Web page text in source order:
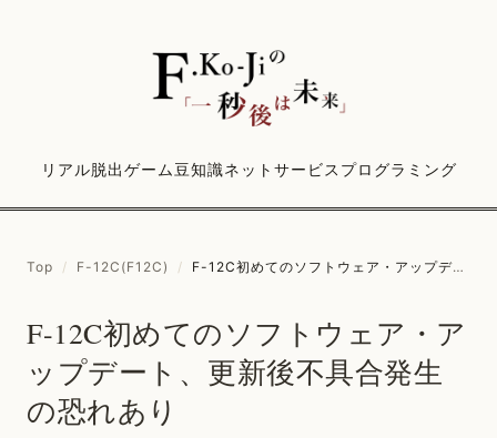
リアル脱出ゲーム豆知識ネットサービス プログラミング
Top / F-12C(F12C) / F-12C初めてのソフトウェア・アップデート、更新後不具合発生の恐れあり
F-12C初めてのソフトウェア・ア
ップデート、更新後不具合発生
の恐れあり